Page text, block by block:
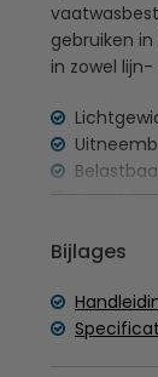
gebruiken
in zowel
Bijlages